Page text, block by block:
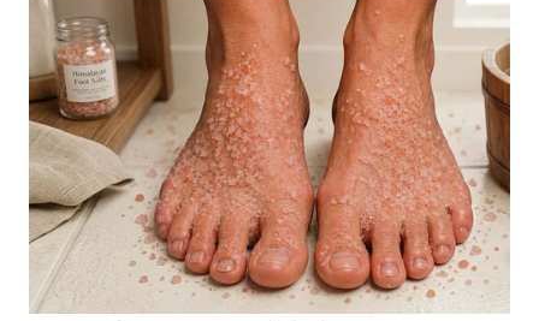
SULSEL
WN
GORONTALO
WN
SULUT
WN
MALUKU